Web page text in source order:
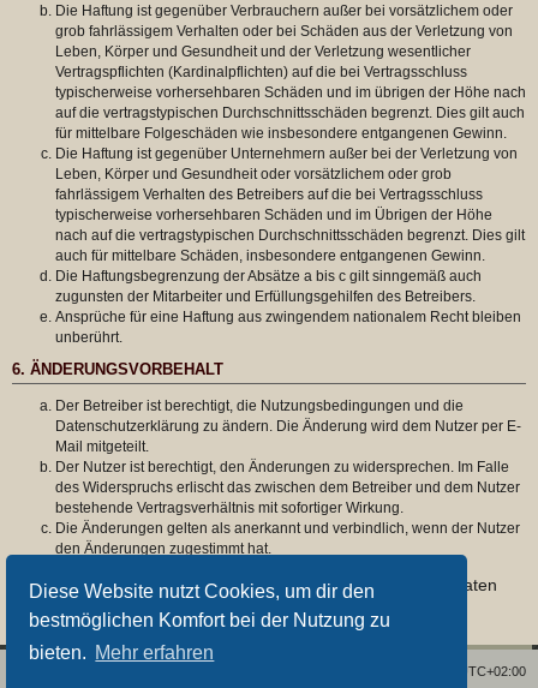
Diese Website nutzt Cookies, um dir den
bestmöglichen Komfort bei der Nutzung zu
bieten. Mehr erfahren
Die Haftung ist gegenüber Verbrauchern außer bei vorsätzlichem oder
grob fahrlässigem Verhalten oder bei Schäden aus der Verletzung von
Leben, Körper und Gesundheit und der Verletzung wesentlicher
Vertragspflichten (Kardinalpflichten) auf die bei Vertragsschluss
typischerweise vorhersehbaren Schäden und im übrigen der Höhe nach
auf die vertragstypischen Durchschnittsschäden begrenzt. Dies gilt auch
für mittelbare Folgeschäden wie insbesondere entgangenen Gewinn.
Die Haftung ist gegenüber Unternehmern außer bei der Verletzung von
Leben, Körper und Gesundheit oder vorsätzlichem oder grob
fahrlässigem Verhalten des Betreibers auf die bei Vertragsschluss
typischerweise vorhersehbaren Schäden und im Übrigen der Höhe
nach auf die vertragstypischen Durchschnittsschäden begrenzt. Dies gilt
auch für mittelbare Schäden, insbesondere entgangenen Gewinn.
Die Haftungsbegrenzung der Absätze a bis c gilt sinngemäß auch
zugunsten der Mitarbeiter und Erfüllungsgehilfen des Betreibers.
Ansprüche für eine Haftung aus zwingendem nationalem Recht bleiben
unberührt.
6. ÄNDERUNGSVORBEHALT
Der Betreiber ist berechtigt, die Nutzungsbedingungen und die
Datenschutzerklärung zu ändern. Die Änderung wird dem Nutzer per E-
Mail mitgeteilt.
Der Nutzer ist berechtigt, den Änderungen zu widersprechen. Im Falle
des Widerspruchs erlischt das zwischen dem Betreiber und dem Nutzer
bestehende Vertragsverhältnis mit sofortiger Wirkung.
Die Änderungen gelten als anerkannt und verbindlich, wenn der Nutzer
den Änderungen zugestimmt hat.
Informationen über den Umgang mit deinen persönlichen Daten
sind in der Datenschutzerklärung enthalten.
UTC+02:00